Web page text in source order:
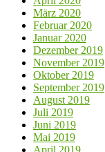
März 2020
Februar 2020
Januar 2020
Dezember 2019
November 2019
Oktober 2019
September 2019
August 2019
Juli 2019
Juni 2019
Mai 2019
April 2019